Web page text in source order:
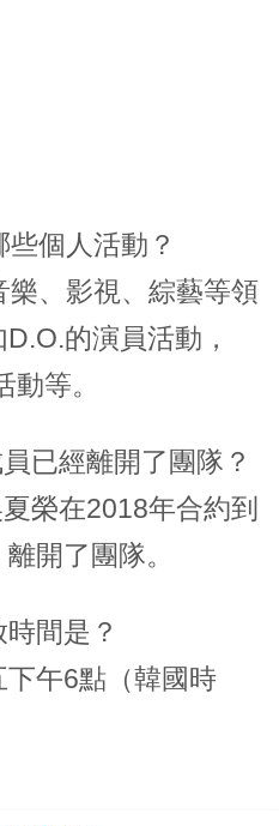
個人活動？
樂、影視、綜藝等領
的演員活動，
等。
已經離開了團隊？
榮在2018年合約到
開了團隊。
間是？
午6點（韓國時